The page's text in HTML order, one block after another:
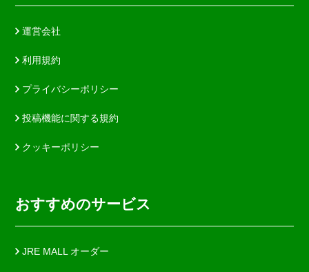
運営会社
利用規約
プライバシーポリシー
投稿機能に関する規約
クッキーポリシー
おすすめのサービス
JRE MALL オーダー